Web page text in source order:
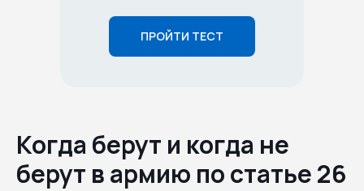
ПРОЙТИ ТЕСТ
Когда берут и когда не
берут в армию по статье 26